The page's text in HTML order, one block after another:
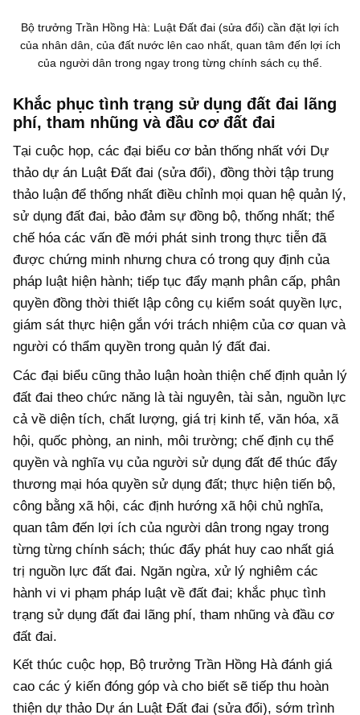
Bộ trưởng Trần Hồng Hà: Luật Đất đai (sửa đổi) cần đặt lợi ích
của nhân dân, của đất nước lên cao nhất, quan tâm đến lợi ích
của người dân trong ngay trong từng chính sách cụ thể.
Khắc phục tình trạng sử dụng đất đai lãng
phí, tham nhũng và đầu cơ đất đai
Tại cuộc họp, các đại biểu cơ bản thống nhất với Dự
thảo dự án Luật Đất đai (sửa đổi), đồng thời tập trung
thảo luận để thống nhất điều chỉnh mọi quan hệ quản lý,
sử dụng đất đai, bảo đảm sự đồng bộ, thống nhất; thể
chế hóa các vấn đề mới phát sinh trong thực tiễn đã
được chứng minh nhưng chưa có trong quy định của
pháp luật hiện hành; tiếp tục đẩy mạnh phân cấp, phân
quyền đồng thời thiết lập công cụ kiểm soát quyền lực,
giám sát thực hiện gắn với trách nhiệm của cơ quan và
người có thẩm quyền trong quản lý đất đai.
Các đại biểu cũng thảo luận hoàn thiện chế định quản lý
đất đai theo chức năng là tài nguyên, tài sản, nguồn lực
cả về diện tích, chất lượng, giá trị kinh tế, văn hóa, xã
hội, quốc phòng, an ninh, môi trường; chế định cụ thể
quyền và nghĩa vụ của người sử dụng đất để thúc đẩy
thương mại hóa quyền sử dụng đất; thực hiện tiến bộ,
công bằng xã hội, các định hướng xã hội chủ nghĩa,
quan tâm đến lợi ích của người dân trong ngay trong
từng từng chính sách; thúc đẩy phát huy cao nhất giá
trị nguồn lực đất đai. Ngăn ngừa, xử lý nghiêm các
hành vi vi phạm pháp luật về đất đai; khắc phục tình
trạng sử dụng đất đai lãng phí, tham nhũng và đầu cơ
đất đai.
Kết thúc cuộc họp, Bộ trưởng Trần Hồng Hà đánh giá
cao các ý kiến đóng góp và cho biết sẽ tiếp thu hoàn
thiện dự thảo Dự án Luật Đất đai (sửa đổi), sớm trình